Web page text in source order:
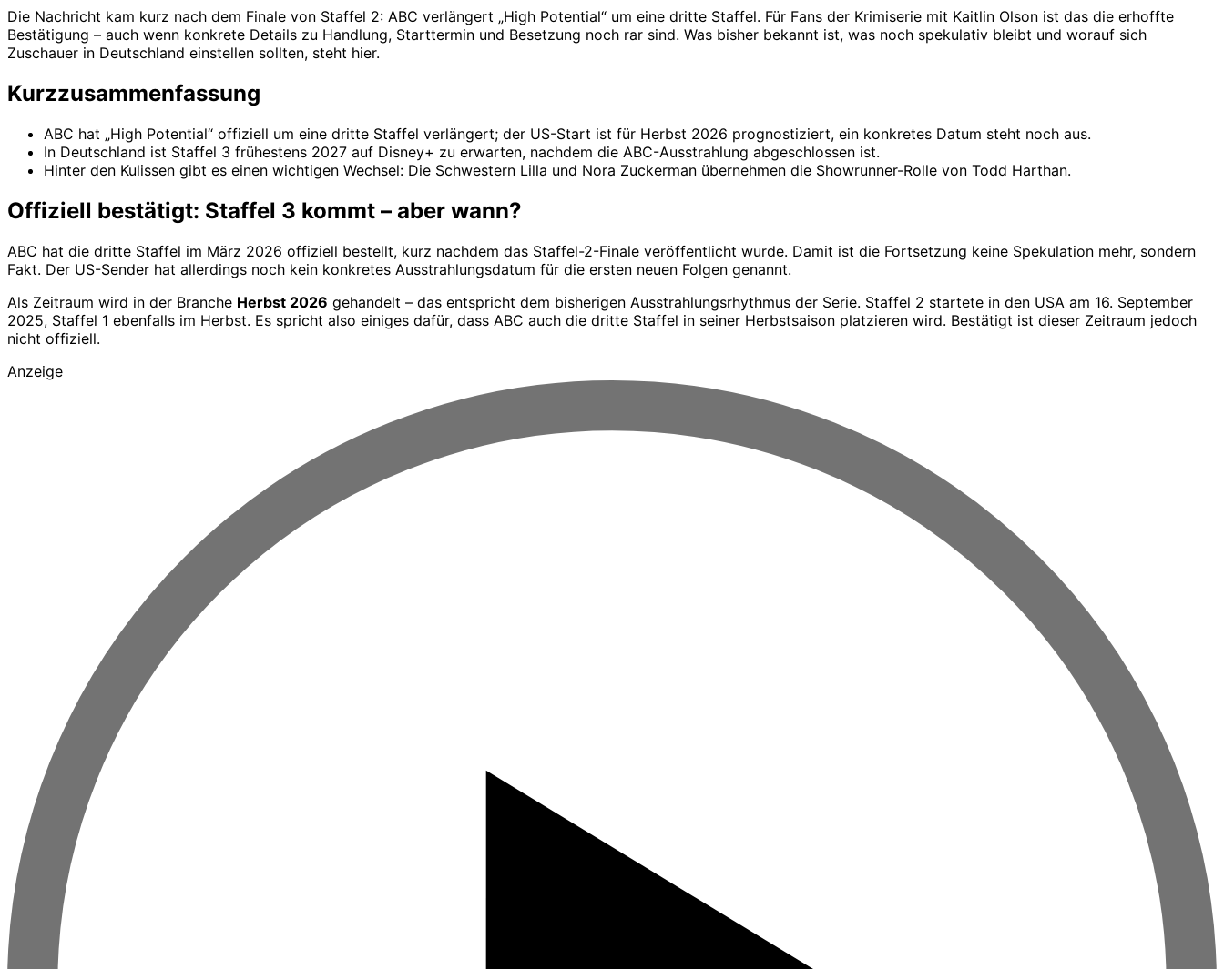
Die Nachricht kam kurz nach dem Finale von Staffel 2: ABC verlängert „High Potential“ um eine dritte Staffel. Für Fans der Krimiserie mit Kaitlin Olson ist das die erhoffte
Bestätigung – auch wenn konkrete Details zu Handlung, Starttermin und Besetzung noch rar sind. Was bisher bekannt ist, was noch spekulativ bleibt und worauf sich
Zuschauer in Deutschland einstellen sollten, steht hier.
Kurzzusammenfassung
ABC hat „High Potential“ offiziell um eine dritte Staffel verlängert; der US-Start ist für Herbst 2026 prognostiziert, ein konkretes Datum steht noch aus.
In Deutschland ist Staffel 3 frühestens 2027 auf Disney+ zu erwarten, nachdem die ABC-Ausstrahlung abgeschlossen ist.
Hinter den Kulissen gibt es einen wichtigen Wechsel: Die Schwestern Lilla und Nora Zuckerman übernehmen die Showrunner-Rolle von Todd Harthan.
Offiziell bestätigt: Staffel 3 kommt – aber wann?
ABC hat die dritte Staffel im März 2026 offiziell bestellt, kurz nachdem das Staffel-2-Finale veröffentlicht wurde. Damit ist die Fortsetzung keine Spekulation mehr, sondern
Fakt. Der US-Sender hat allerdings noch kein konkretes Ausstrahlungsdatum für die ersten neuen Folgen genannt.
Als Zeitraum wird in der Branche Herbst 2026 gehandelt – das entspricht dem bisherigen Ausstrahlungsrhythmus der Serie. Staffel 2 startete in den USA am 16. September
2025, Staffel 1 ebenfalls im Herbst. Es spricht also einiges dafür, dass ABC auch die dritte Staffel in seiner Herbstsaison platzieren wird. Bestätigt ist dieser Zeitraum jedoch
nicht offiziell.
Anzeige